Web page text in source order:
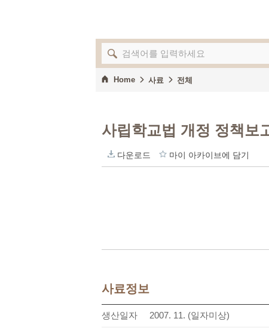
Home 사료 전체
사립학교법 개정 정책보
다운로드 마이 아카이브에 담기
사료정보
생산일자 2007. 11. (일자미상)